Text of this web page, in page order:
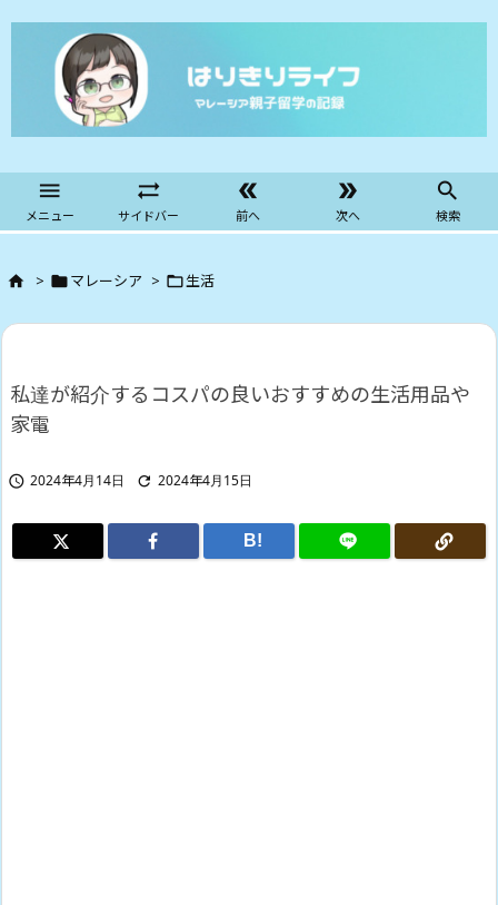

メニュー

サイドバー

前へ

次へ

検索
 > マレーシア > 生活
私達が紹介するコスパの良いおすすめの生活用品や
家電
 2024年4月14日  2024年4月15日
B!